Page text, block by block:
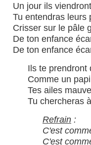
Un jour ils
Tu entendras leurs
Crisser sur le pâle
De ton enfance
De ton enfance
Ils te prendront
Comme un
Tes ailes
Tu chercheras
Refrain :
C'est
C'est